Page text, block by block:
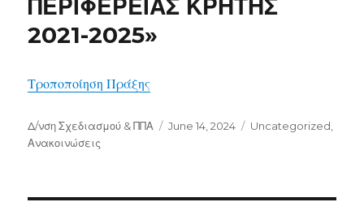
ΠΕΡΙΦΕΡΕΙΑΣ ΚΡΗΤΗΣ
2021-2025»
Τροποποίηση Πράξης
Author
Δ/νση Σχεδιασμού & ΠΠΑ
Posted
June 14, 2024 Categories
Uncategorized
Ανακοινώσεις